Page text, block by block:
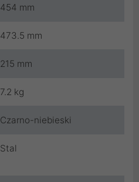
454 mm
473.5 mm
215 mm
7.2 kg
Czarno-niebieski
Stal